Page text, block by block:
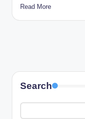
Read More
pagination
Search